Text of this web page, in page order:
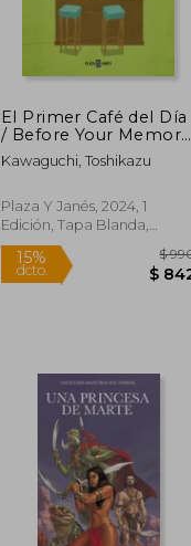
El Primer Café del Día
/ Before Your Memory
Fades
Kawaguchi, Toshikazu
Plaza Y Janés, 2024, 1
Edición, Tapa Blanda,
Nuevo
15%
dcto.